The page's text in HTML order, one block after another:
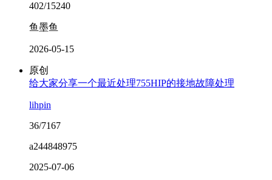
402/15240
鱼墨鱼
2026-05-15
原创
给大家分享一个最近处理755HIP的接地故障处理
lihpin
36/7167
a244848975
2025-07-06